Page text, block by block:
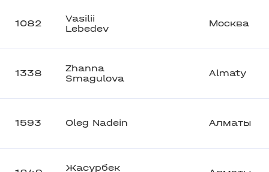
1082
Vasilii
Lebedev
Москва
1338
Zhanna
Smagulova
Almaty
1593 Oleg Nadein Алматы
Жасурбек